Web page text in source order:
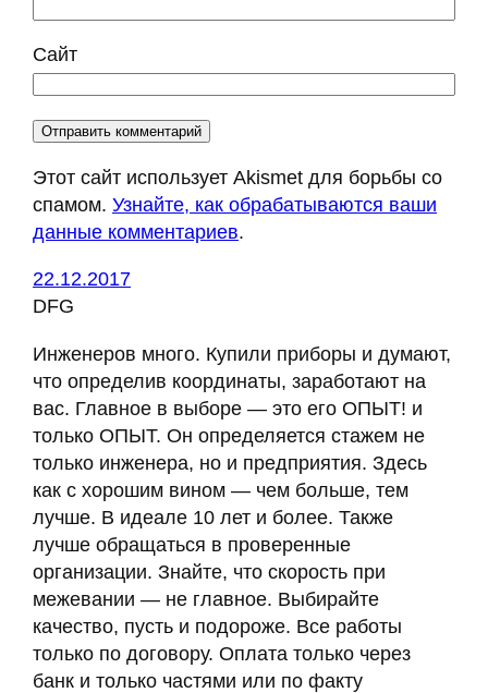
Сайт
Этот сайт использует Akismet для борьбы со
спамом. Узнайте, как обрабатываются ваши
данные комментариев.
22.12.2017
DFG
Инженеров много. Купили приборы и думают,
что определив координаты, заработают на
вас. Главное в выборе — это его ОПЫТ! и
только ОПЫТ. Он определяется стажем не
только инженера, но и предприятия. Здесь
как с хорошим вином — чем больше, тем
лучше. В идеале 10 лет и более. Также
лучше обращаться в проверенные
организации. Знайте, что скорость при
межевании — не главное. Выбирайте
качество, пусть и подороже. Все работы
только по договору. Оплата только через
банк и только частями или по факту